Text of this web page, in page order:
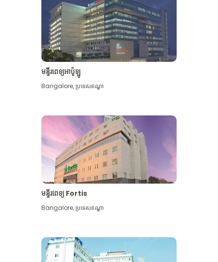
មើល​ច្រើន​ទៀត
មន្ទីរពេទ្យអាប៉ូឡូ
Bangalore,ប្រទេសឥណ្ឌា
មន្ទីរពេទ្យ Fortis
Bangalore,ប្រទេសឥណ្ឌា